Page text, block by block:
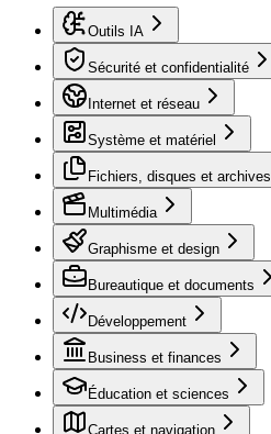
Outils IA
Sécurité et confidentialité
Internet et réseau
Système et matériel
Fichiers, disques et archives
Multimédia
Graphisme et design
Bureautique et documents
Développement
Business et finances
Éducation et sciences
Cartes et navigation